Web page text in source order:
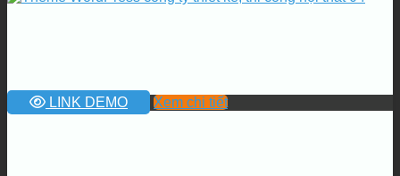
LINK DEMO Xem chi tiết